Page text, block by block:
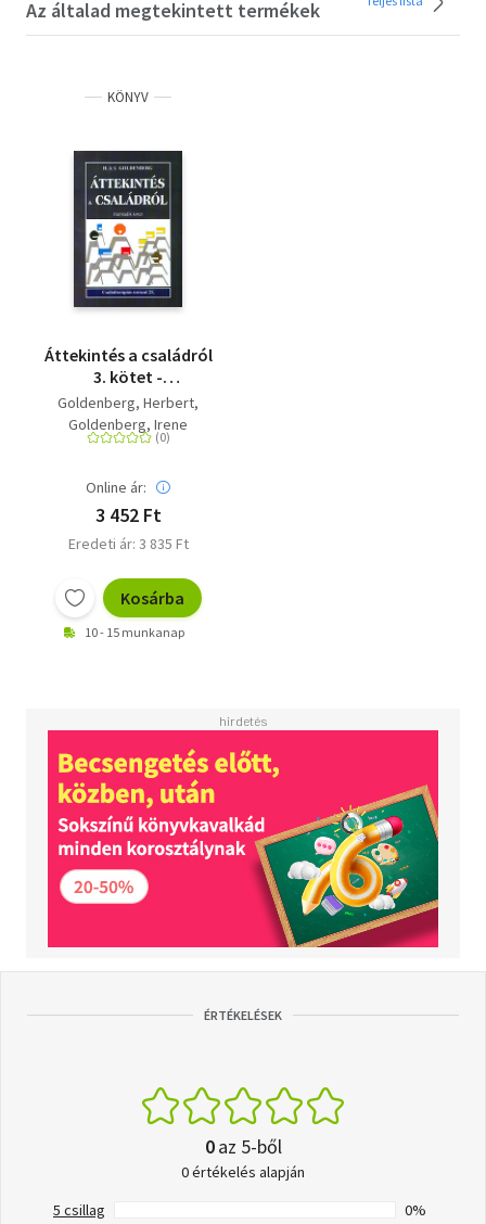
Az általad megtekintett termékek
KÖNYV
Áttekintés a családról
3. kötet -
Családterápiás
sorozat 21.
Goldenberg, Herbert
Goldenberg, Irene
Online ár:
3 452 Ft
Eredeti ár: 3 835 Ft
Kosárba
10 - 15 munkanap
ÉRTÉKELÉSEK
0az 5-ből
0 értékelés alapján
5 csillag
0%